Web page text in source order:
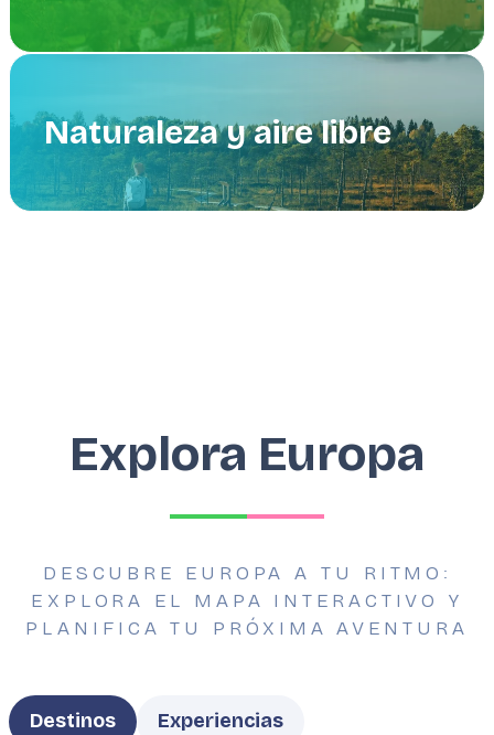
Naturaleza y aire libre
Explora Europa
DESCUBRE EUROPA A TU RITMO:
EXPLORA EL MAPA INTERACTIVO Y
PLANIFICA TU PRÓXIMA AVENTURA
TypeDestinos Experiencias